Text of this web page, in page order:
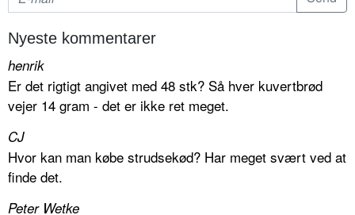
Nyeste kommentarer
henrik
Er det rigtigt angivet med 48 stk? Så hver kuvertbrød
vejer 14 gram - det er ikke ret meget.
CJ
Hvor kan man købe strudsekød? Har meget svært ved at
finde det.
Peter Wetke